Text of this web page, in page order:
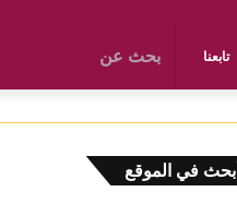
تابعنا
أبحث في الموقع